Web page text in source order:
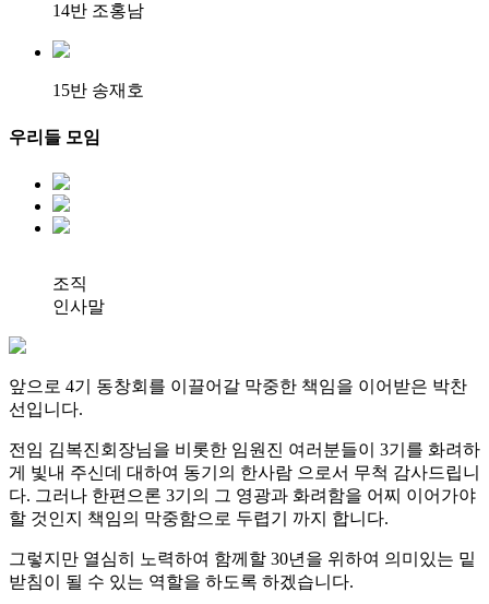
14반 조홍남
15반 송재호
우리들 모임
조직
인사말
앞으로 4기 동창회를 이끌어갈 막중한 책임을 이어받은 박찬
선입니다.
전임 김복진회장님을 비롯한 임원진 여러분들이 3기를 화려하
게 빛내 주신데 대하여 동기의 한사람 으로서 무척 감사드립니
다. 그러나 한편으론 3기의 그 영광과 화려함을 어찌 이어가야
할 것인지 책임의 막중함으로 두렵기 까지 합니다.
그렇지만 열심히 노력하여 함께할 30년을 위하여 의미있는 밑
받침이 될 수 있는 역할을 하도록 하겠습니다.